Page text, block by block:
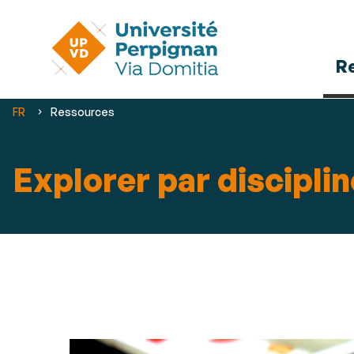
Vous
FR Ressources
Explorer par